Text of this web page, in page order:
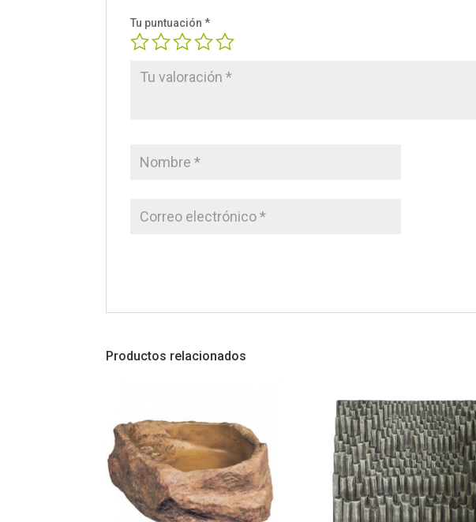
Tu puntuación*
Productos relacionados